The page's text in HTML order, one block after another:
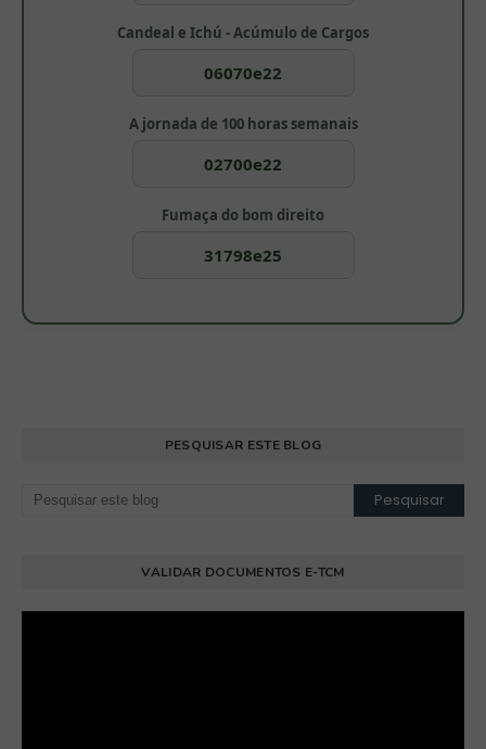
Candeal e Ichú - Acúmulo de Cargos
06070e22
A jornada de 100 horas semanais
02700e22
Fumaça do bom direito
31798e25
PESQUISAR ESTE BLOG
VALIDAR DOCUMENTOS E-TCM